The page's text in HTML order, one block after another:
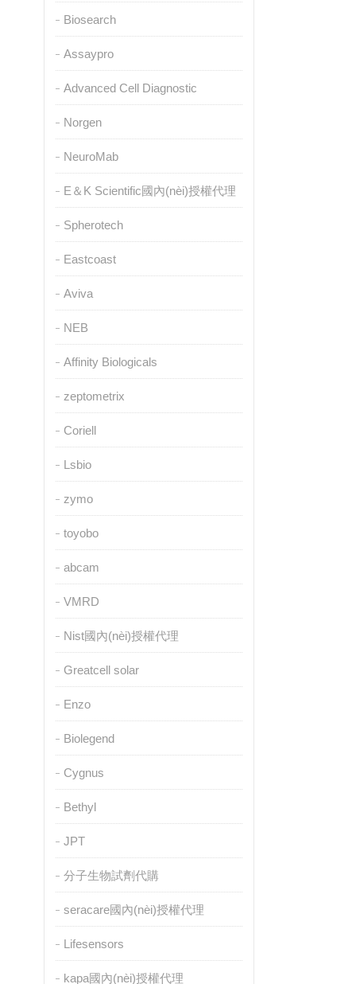
Biosearch
Assaypro
Advanced Cell Diagnostic
Norgen
NeuroMab
E＆K Scientific國內(nèi)授權代理
Spherotech
Eastcoast
Aviva
NEB
Affinity Biologicals
zeptometrix
Coriell
Lsbio
zymo
toyobo
abcam
VMRD
Nist國內(nèi)授權代理
Greatcell solar
Enzo
Biolegend
Cygnus
Bethyl
JPT
分子生物試劑代購
seracare國內(nèi)授權代理
Lifesensors
kapa國內(nèi)授權代理